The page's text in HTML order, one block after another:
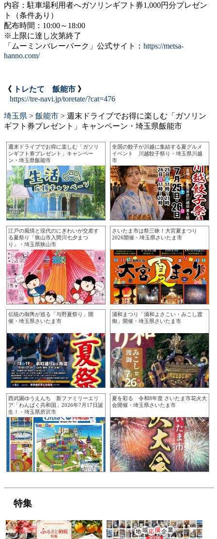
内容：駐車場利用者へガソリンギフト券1,000円分プレゼン
ト（条件あり）
配布時間：10:00～18:00
※上限に達し次第終了
「ムーミンバレーパーク」公式サイト： https://metsa-
hanno.com/
《 トレたて 飯能市 》
https://tre-navi.jp/toretate/?cat=476
埼玉県 > 飯能市 > 週末ドライブでお得に楽しむ「ガソリン
ギフト券プレゼント」キャンペーン・埼玉県飯能市
週末ドライブでお得に楽しむ「ガソリ
ンギフト券プレゼント」キャンペー
ン・埼玉県飯能市
全国の餃子が川越に集結する夏グルメ
イベント 川越餃子祭り・埼玉県川越
市
江戸の風情と現代のにぎわいが交差す
る夏祭り「狭山市入間川七夕まつ
り」・埼玉県狭山市
さいたま市は祭三昧！大宮夏まつり
2026開催・埼玉県さいたま市
伝統の御輿が巡る「与野夏祭り」開
催・埼玉県さいたま市
浦和まつり「浦和よさこい・みこし渡
御」開催・埼玉県さいたま市
西武園ゆうえんち 新ファミリーエリ
ア「わんぱく共和国」2026年7月17日誕
生！・埼玉県所沢市
夏を彩る 令和8年度 さいたま市花火大
会開催・埼玉県さいたま市
特集